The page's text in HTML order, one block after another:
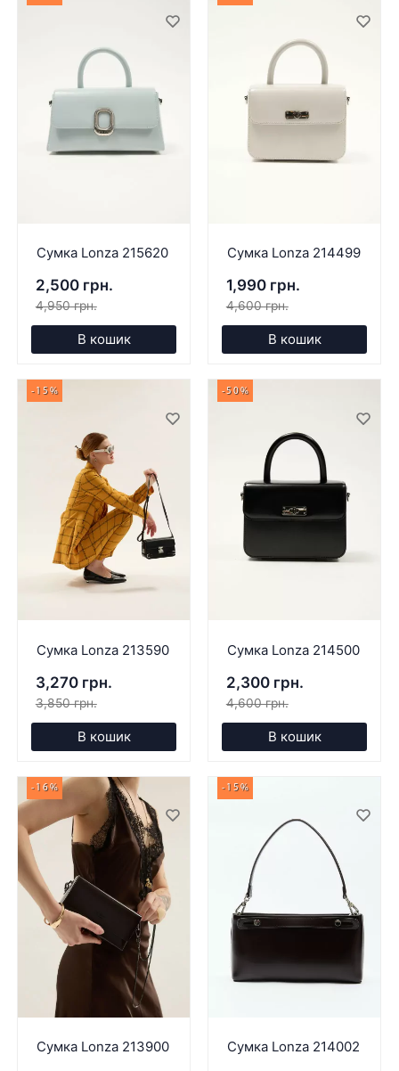
Сумка Lonza 215620
2,500 грн.
4,950 грн.
В кошик
Сумка Lonza 214499
1,990 грн.
4,600 грн.
В кошик
-15%
Сумка Lonza 213590
3,270 грн.
3,850 грн.
В кошик
-50%
Сумка Lonza 214500
2,300 грн.
4,600 грн.
В кошик
-16%
Сумка Lonza 213900
-15%
Сумка Lonza 214002